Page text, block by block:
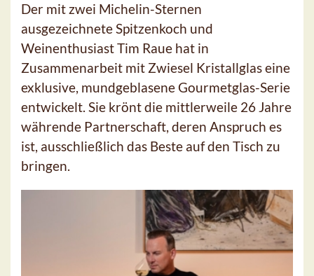
Der mit zwei Michelin-Sternen
ausgezeichnete Spitzenkoch und
Weinenthusiast Tim Raue hat in
Zusammenarbeit mit Zwiesel Kristallglas eine
exklusive, mundgeblasene Gourmetglas-Serie
entwickelt. Sie krönt die mittlerweile 26 Jahre
währende Partnerschaft, deren Anspruch es
ist, ausschließlich das Beste auf den Tisch zu
bringen.